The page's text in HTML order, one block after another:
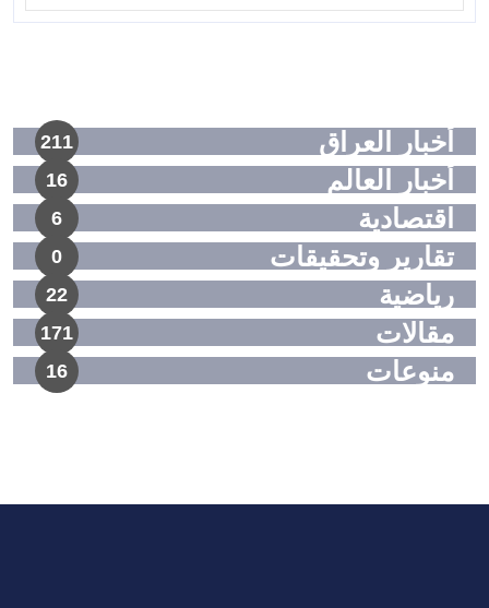
أخبار العراق 211
أخبار العالم 16
اقتصادية 6
تقارير وتحقيقات 0
رياضية 22
مقالات 171
منوعات 16